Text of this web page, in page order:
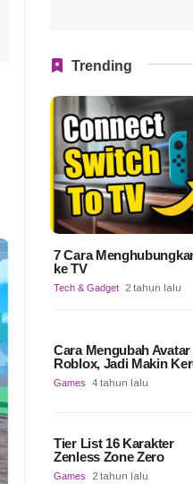
Trending
7 Cara
ke TV
Tech & Gadget 2 tahun lalu
Cara Mengubah Avatar
Roblox, Jadi Makin
Games 4 tahun lalu
Tier List 16 Karakter
Zenless Zone Zero
Games 2 tahun lalu